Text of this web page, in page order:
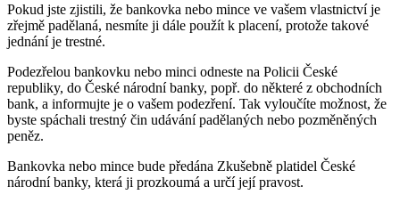
Pokud jste zjistili, že bankovka nebo mince ve vašem vlastnictví je
zřejmě padělaná, nesmíte ji dále použít k placení, protože takové
jednání je trestné.
Podezřelou bankovku nebo minci odneste na Policii České
republiky, do České národní banky, popř. do některé z obchodních
bank, a informujte je o vašem podezření. Tak vyloučíte možnost, že
byste spáchali trestný čin udávání padělaných nebo pozměněných
peněz.
Bankovka nebo mince bude předána Zkušebně platidel České
národní banky, která ji prozkoumá a určí její pravost.